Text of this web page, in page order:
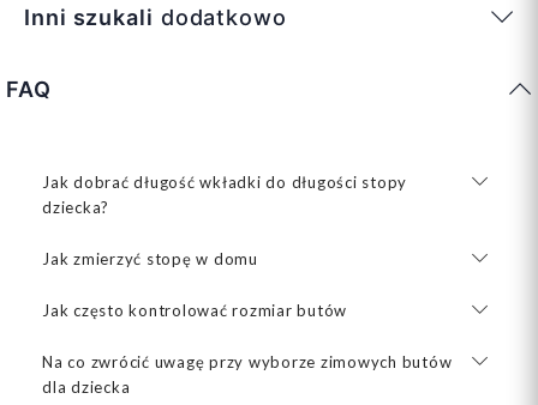
Inni szukali dodatkowo
FAQ
Jak dobrać długość wkładki do długości stopy
dziecka?
Jak zmierzyć stopę w domu
Jak często kontrolować rozmiar butów
Na co zwrócić uwagę przy wyborze zimowych butów
dla dziecka